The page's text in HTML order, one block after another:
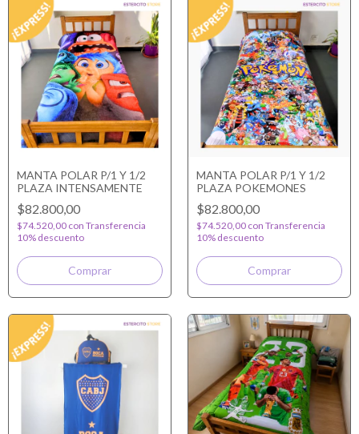
MANTA POLAR P/1 Y 1/2
PLAZA INTENSAMENTE
$82.800,00
$74.520,00 con Transferencia
10% descuento
MANTA POLAR P/1 Y 1/2
PLAZA POKEMONES
$82.800,00
$74.520,00 con Transferencia
10% descuento